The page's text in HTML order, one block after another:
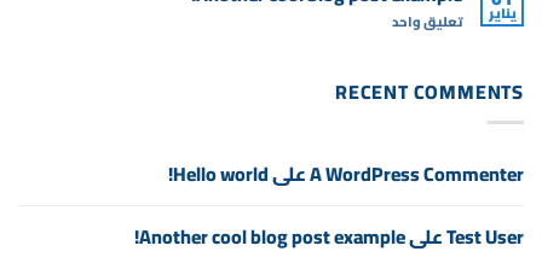
A
Gallery
A
Simple
يناير تعليق واحدعلى
post
example!
RECENT COMMENTS
A WordPress CommenterعلىHello world!
Test UserعلىAnother cool blog post example!